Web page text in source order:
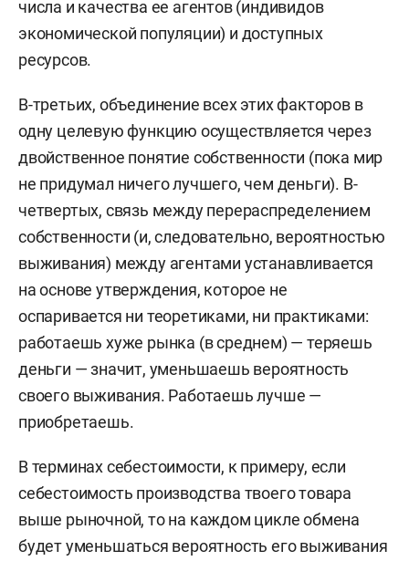
числа и качества ее агентов (индивидов
экономической популяции) и доступных
ресурсов.
В-третьих, объединение всех этих факторов в
одну целевую функцию осуществляется через
двойственное понятие собственности (пока мир
не придумал ничего лучшего, чем деньги). В-
четвертых, связь между перераспределением
собственности (и, следовательно, вероятностью
выживания) между агентами устанавливается
на основе утверждения, которое не
оспаривается ни теоретиками, ни практиками:
работаешь хуже рынка (в среднем) — теряешь
деньги — значит, уменьшаешь вероятность
своего выживания. Работаешь лучше —
приобретаешь.
В терминах себестоимости, к примеру, если
себестоимость производства твоего товара
выше рыночной, то на каждом цикле обмена
будет уменьшаться вероятность его выживания